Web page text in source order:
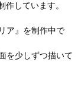
しています。
ア』を制作中で
を少しずつ描いて